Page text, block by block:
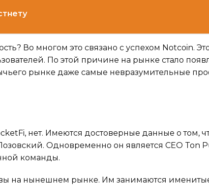
Во многом это связано с успехом Notcoin.
По этой причине на рынке стало
рынке даже самые невразумительные
нет. Имеются достоверные данные о том,
Одновременно он является СЕО Ton
команды.
на нынешнем рынке. Им занимаются